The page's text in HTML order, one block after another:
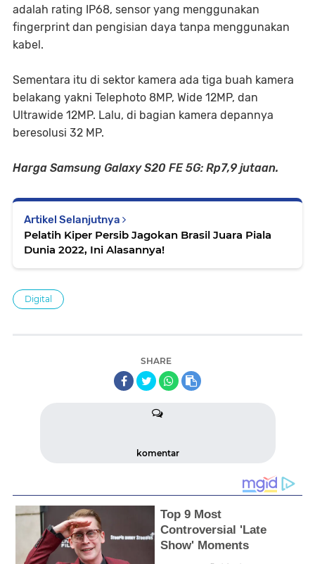
adalah rating IP68, sensor yang menggunakan
fingerprint dan pengisian daya tanpa menggunakan
kabel.
Sementara itu di sektor kamera ada tiga buah kamera
belakang yakni Telephoto 8MP, Wide 12MP, dan
Ultrawide 12MP. Lalu, di bagian kamera depannya
beresolusi 32 MP.
Harga Samsung Galaxy S20 FE 5G: Rp7,9 jutaan.
Artikel Selanjutnya
Pelatih Kiper Persib Jagokan Brasil Juara Piala
Dunia 2022, Ini Alasannya!
Digital
SHARE
komentar